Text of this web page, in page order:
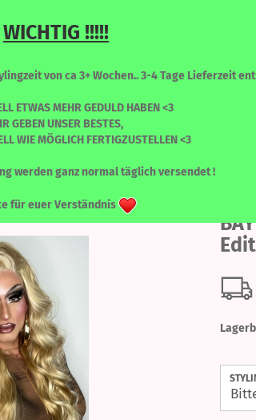
E-Mail
Passwort
Konto erstellen
WICHTIG !!!!!
von ca 3+ Wochen.. 3-4 Tage Lieferzeit
ETWAS MEHR GEDULD HABEN <3
GEBEN UNSER BESTES,
WIE MÖGLICH FERTIGZUSTELLEN <3
werden ganz normal täglich versendet !
für euer Verständnis
PERÜCKEN - FARBLICH SORTIERT WIMPERN